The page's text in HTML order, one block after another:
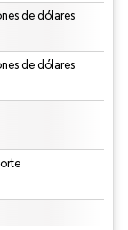
de dólares
de dólares